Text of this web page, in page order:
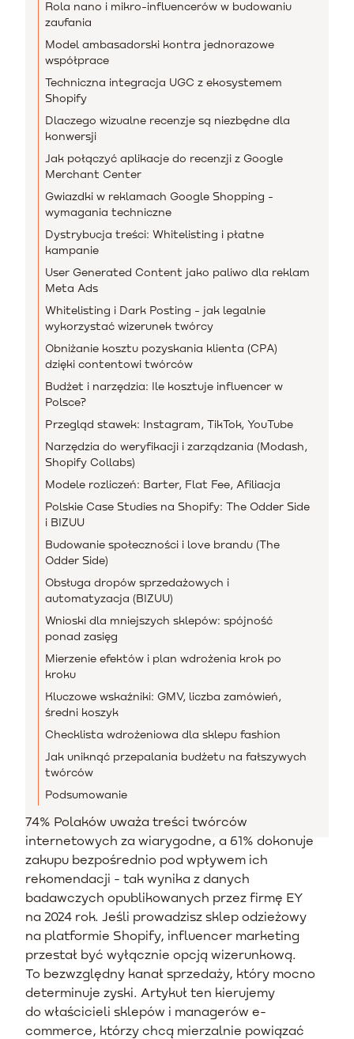
Rola nano i mikro-influencerów w budowaniu
zaufania
Model ambasadorski kontra jednorazowe
współprace
Techniczna integracja UGC z ekosystemem
Shopify
Dlaczego wizualne recenzje są niezbędne dla
konwersji
Jak połączyć aplikacje do recenzji z Google
Merchant Center
Gwiazdki w reklamach Google Shopping -
wymagania techniczne
Dystrybucja treści: Whitelisting i płatne
kampanie
User Generated Content jako paliwo dla reklam
Meta Ads
Whitelisting i Dark Posting - jak legalnie
wykorzystać wizerunek twórcy
Obniżanie kosztu pozyskania klienta (CPA)
dzięki contentowi twórców
Budżet i narzędzia: Ile kosztuje influencer w
Polsce?
Przegląd stawek: Instagram, TikTok, YouTube
Narzędzia do weryfikacji i zarządzania (Modash,
Shopify Collabs)
Modele rozliczeń: Barter, Flat Fee, Afiliacja
Polskie Case Studies na Shopify: The Odder Side
i BIZUU
Budowanie społeczności i love brandu (The
Odder Side)
Obsługa dropów sprzedażowych i
automatyzacja (BIZUU)
Wnioski dla mniejszych sklepów: spójność
ponad zasięg
Mierzenie efektów i plan wdrożenia krok po
kroku
Kluczowe wskaźniki: GMV, liczba zamówień,
średni koszyk
Checklista wdrożeniowa dla sklepu fashion
Jak uniknąć przepalania budżetu na fałszywych
twórców
Podsumowanie
74% Polaków uważa treści twórców
internetowych za wiarygodne, a 61% dokonuje
zakupu bezpośrednio pod wpływem ich
rekomendacji - tak wynika z danych
badawczych opublikowanych przez firmę EY
na 2024 rok. Jeśli prowadzisz sklep odzieżowy
na platformie Shopify, influencer marketing
przestał być wyłącznie opcją wizerunkową.
To bezwzględny kanał sprzedaży, który mocno
determinuje zyski. Artykuł ten kierujemy
do właścicieli sklepów i managerów e-
commerce, którzy chcą mierzalnie powiązać